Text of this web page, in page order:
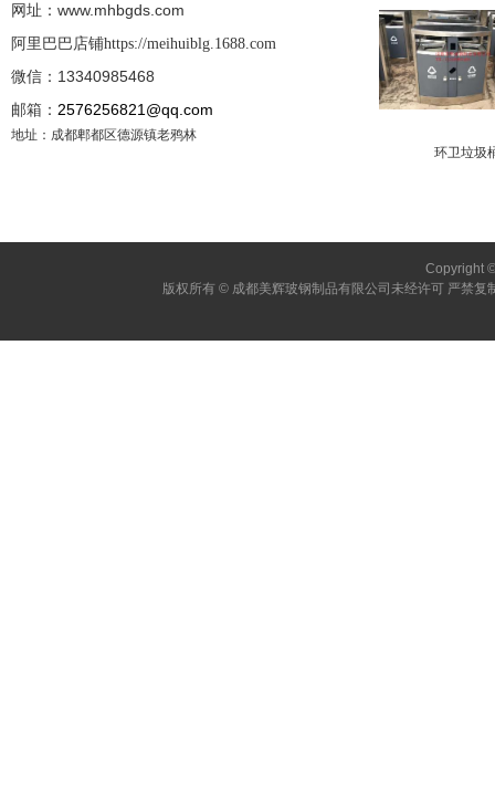
网址：www.mhbgds.com
阿里巴巴店铺https://meihuiblg.1688.com
微信：13340985468
邮箱： 2576256821@qq.com
地址：成都郫都区德源镇老鸦林
环卫垃圾
Copyright
版权所有 © 成都美辉玻钢制品有限公司未经许可 严禁